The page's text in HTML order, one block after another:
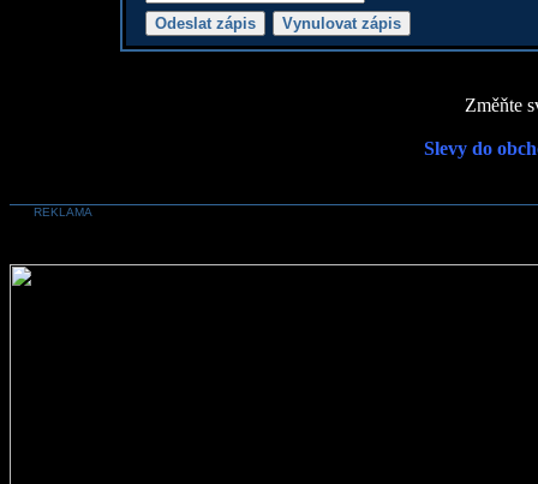
Změňte
Slevy do
REKLAMA